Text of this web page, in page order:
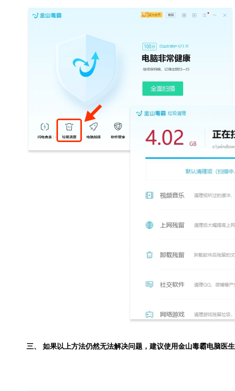
三、 如果以上方法仍然无法解决问题，建议使用金山毒霸电脑医生